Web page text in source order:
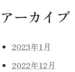
アーカイブ
2023年1月
2022年12月